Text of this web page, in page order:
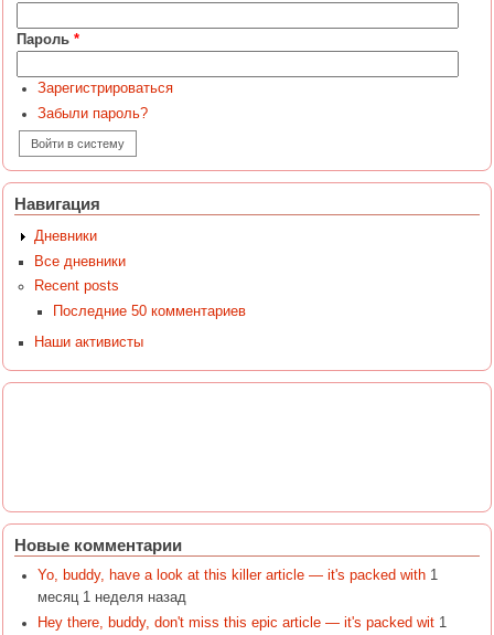
Пароль *
Зарегистрироваться
Забыли пароль?
Навигация
Дневники
Все дневники
Recent posts
Последние 50 комментариев
Наши активисты
Новые комментарии
Yo, buddy, have a look at this killer article — it's packed with 1
месяц 1 неделя назад
Hey there, buddy, don't miss this epic article — it's packed wit 1